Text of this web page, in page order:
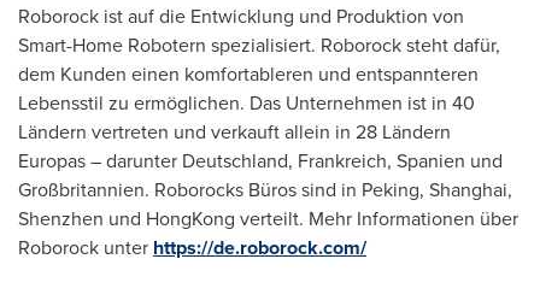
Roborock ist auf die Entwicklung und Produktion von
Smart-Home Robotern spezialisiert. Roborock steht dafür,
dem Kunden einen komfortableren und entspannteren
Lebensstil zu ermöglichen. Das Unternehmen ist in 40
Ländern vertreten und verkauft allein in 28 Ländern
Europas – darunter Deutschland, Frankreich, Spanien und
Großbritannien. Roborocks Büros sind in Peking, Shanghai,
Shenzhen und HongKong verteilt. Mehr Informationen über
Roborock unter https://de.roborock.com/